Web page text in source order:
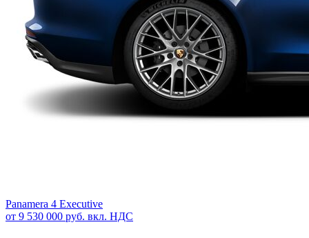
Panamera 4 Executive
от 9 530 000 руб. вкл. НДС